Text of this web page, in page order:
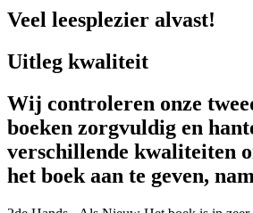
Veel leesplezier alvast!
Uitleg kwaliteit
Wij controleren onze
boeken zorgvuldig en
verschillende kwaliteiten
het boek aan te geven,